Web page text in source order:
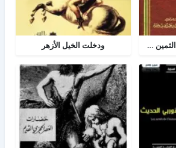
الدر الكمين بذيل العقد الثمين في تاريخ البلد الأمين ودخلت الخيل الأزهر